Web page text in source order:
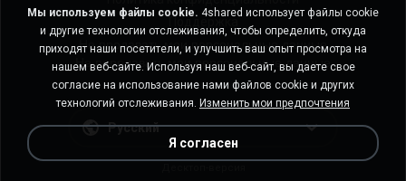
Не продавать мои персональные данные
Не передавать мои персональные данные
Русский
Мы используем файлы cookie. 4shared использует файлы cookie
и другие технологии отслеживания, чтобы определить, откуда
приходят наши посетители, и улучшить ваш опыт просмотра на
нашем веб-сайте. Используя наш веб-сайт, вы даете свое
согласие на использование нами файлов cookie и других
технологий отслеживания. Изменить мои предпочтения
Я согласен